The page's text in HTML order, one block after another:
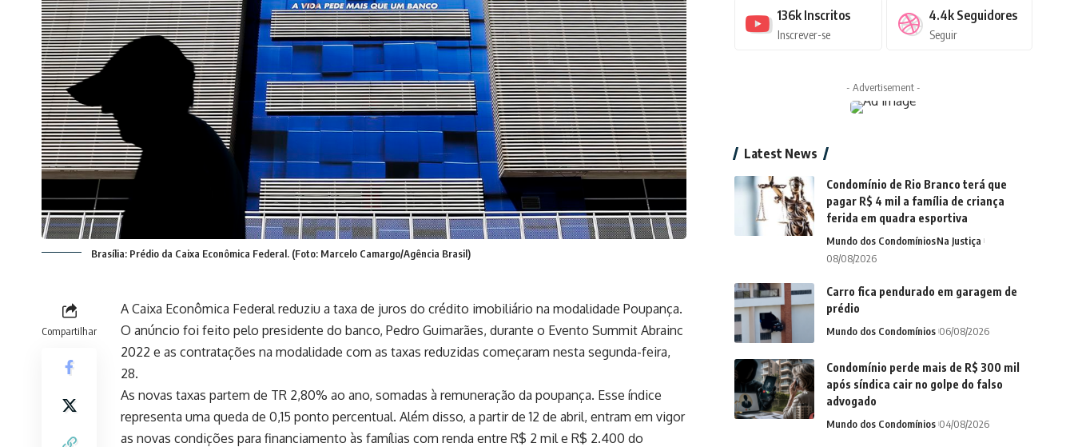
Brasília: Prédio da Caixa Econômica Federal. (Foto: Marcelo Camargo/Agência Brasil)
Compartilhar
A Caixa Econômica Federal reduziu a taxa de juros do crédito imobiliário na modalidade Poupança.
O anúncio foi feito pelo presidente do banco, Pedro Guimarães, durante o Evento Summit Abrainc
2022 e as contratações na modalidade com as taxas reduzidas começaram nesta segunda-feira,
28.
As novas taxas partem de TR 2,80% ao ano, somadas à remuneração da poupança. Esse índice
representa uma queda de 0,15 ponto percentual. Além disso, a partir de 12 de abril, entram em vigor
as novas condições para financiamento às famílias com renda entre R$ 2 mil e R$ 2.400 do
136k Inscritos
Inscrever-se
4.4k Seguidores
Seguir
- Advertisement -
Latest News
Condomínio de Rio Branco terá que
pagar R$ 4 mil a família de criança
ferida em quadra esportiva
Mundo dos CondomíniosNa Justiça
08/08/2026
Carro fica pendurado em garagem de
prédio
Mundo dos Condomínios 06/08/2026
Condomínio perde mais de R$ 300 mil
após síndica cair no golpe do falso
advogado
Mundo dos Condomínios 04/08/2026